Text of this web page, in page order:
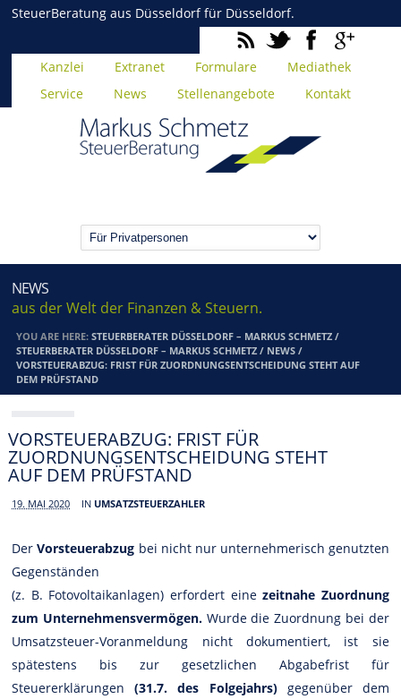
SteuerBeratung aus Düsseldorf für Düsseldorf.
Kanzlei Extranet Formulare
Mediathek
Service
News Stellenangebote Kontakt
NEWS
aus der Welt der Finanzen & Steuern.
YOU ARE HERE:STEUERBERATER DÜSSELDORF – MARKUS SCHMETZ /
STEUERBERATER DÜSSELDORF – MARKUS SCHMETZ / NEWS /
VORSTEUERABZUG: FRIST FÜR ZUORDNUNGSENTSCHEIDUNG STEHT AUF
DEM PRÜFSTAND
VORSTEUERABZUG: FRIST FÜR
ZUORDNUNGSENTSCHEIDUNG STEHT
AUF DEM PRÜFSTAND
19. MAI 2020 IN UMSATZSTEUERZAHLER
DerVorsteuerabzug bei nicht nur unternehmerisch genutzten
Gegenständen
(z. B. Fotovoltaikanlagen) erfordert einezeitnahe Zuordnung
zum Unternehmensvermögen. Wurde die Zuordnung bei der
Umsatzsteuer-Voranmeldung nicht dokumentiert, ist sie
spätestens bis zur gesetzlichen Abgabefrist für
Steuererklärungen(31.7. des Folgejahrs) gegenüber dem